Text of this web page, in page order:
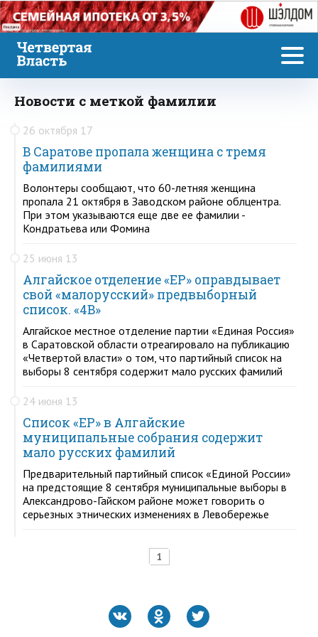
Реклама
Новости с меткой фамилии
26 октября 17
В Саратове пропала женщина с тремя
фамилиями
Волонтеры сообщают, что 60-летняя женщина
пропала 21 октября в Заводском районе облцентра.
При этом указываются еще две ее фамилии -
Кондратьева или Фомина
25 июня 13
Алгайское отделение «ЕР» оправдывает
свой «малорусский» предвыборный
список. «4В»
Алгайское местное отделение партии «Единая Россия»
в Саратовской области отреагировало на публикацию
«Четвертой власти» о том, что партийный список на
выборы 8 сентября содержит мало русских фамилий
24 июня 13
Список «ЕР» в Алгайские
муниципальные собрания содержит
мало русских фамилий
Предварительный партийный список «Единой России»
на предстоящие 8 сентября муниципальные выборы в
Александрово-Гайском районе может говорить о
серьезных этнических изменениях в Левобережье
1